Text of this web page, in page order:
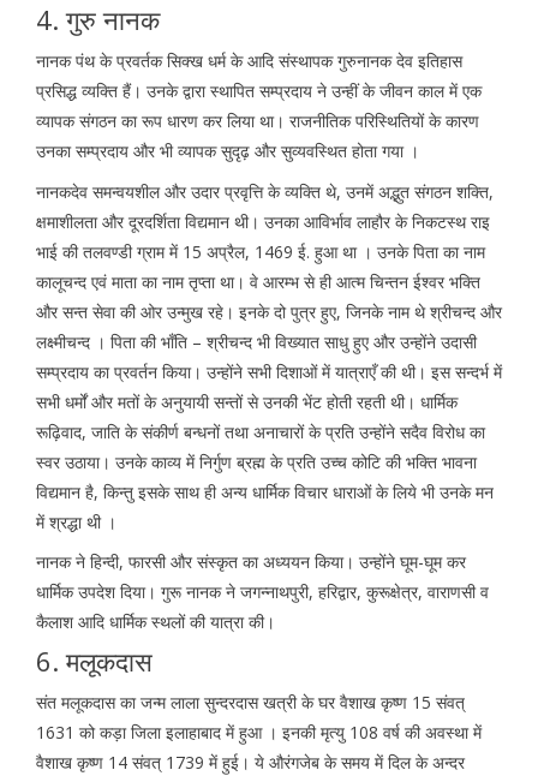
4. गुरु नानक
नानक पंथ के प्रवर्तक सिक्ख धर्म के आदि संस्थापक गुरुनानक देव इतिहास
प्रसिद्ध व्यक्ति हैं। उनके द्वारा स्थापित सम्प्रदाय ने उन्हीं के जीवन काल में एक
व्यापक संगठन का रूप धारण कर लिया था। राजनीतिक परिस्थितियों के कारण
उनका सम्प्रदाय और भी व्यापक सुदृढ़ और सुव्यवस्थित होता गया ।
नानकदेव समन्वयशील और उदार प्रवृत्ति के व्यक्ति थे, उनमें अद्भुत संगठन शक्ति,
क्षमाशीलता और दूरदर्शिता विद्यमान थी। उनका आविर्भाव लाहौर के निकटस्थ राइ
भाई की तलवण्डी ग्राम में 15 अप्रैल, 1469 ई. हुआ था । उनके पिता का नाम
कालूचन्द एवं माता का नाम तृप्ता था। वे आरम्भ से ही आत्म चिन्तन ईश्वर भक्ति
और सन्त सेवा की ओर उन्मुख रहे। इनके दो पुत्र हुए, जिनके नाम थे श्रीचन्द और
लक्ष्मीचन्द । पिता की भाँति – श्रीचन्द भी विख्यात साधु हुए और उन्होंने उदासी
सम्प्रदाय का प्रवर्तन किया। उन्होंने सभी दिशाओं में यात्राएँ की थी। इस सन्दर्भ में
सभी धर्मों और मतों के अनुयायी सन्तों से उनकी भेंट होती रहती थी। धार्मिक
रूढ़िवाद, जाति के संकीर्ण बन्धनों तथा अनाचारों के प्रति उन्होंने सदैव विरोध का
स्वर उठाया। उनके काव्य में निर्गुण ब्रह्म के प्रति उच्च कोटि की भक्ति भावना
विद्यमान है, किन्तु इसके साथ ही अन्य धार्मिक विचार धाराओं के लिये भी उनके मन
में श्रद्धा थी ।
नानक ने हिन्दी, फारसी और संस्कृत का अध्ययन किया। उन्होंने घूम-घूम कर
धार्मिक उपदेश दिया। गुरू नानक ने जगन्नाथपुरी, हरिद्वार, कुरूक्षेत्र, वाराणसी व
कैलाश आदि धार्मिक स्थलों की यात्रा की।
6. मलूकदास
संत मलूकदास का जन्म लाला सुन्दरदास खत्री के घर वैशाख कृष्ण 15 संवत्
1631 को कड़ा जिला इलाहाबाद में हुआ । इनकी मृत्यु 108 वर्ष की अवस्था में
वैशाख कृष्ण 14 संवत् 1739 में हुई। ये औरंगजेब के समय में दिल के अन्दर